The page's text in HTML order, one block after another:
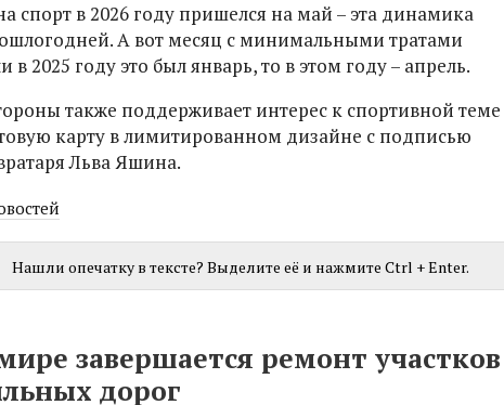
спорт в 2026 году пришелся на май – эта динамика
А вот месяц с минимальными тратами
в 2025 году это был январь, то в этом году – апрель.
также поддерживает интерес к спортивной
карту в лимитированном дизайне с подписью
Льва Яшина.
Нашли опечатку в тексте? Выделите её и нажмите Ctrl + Enter.
завершается ремонт участков
дорог